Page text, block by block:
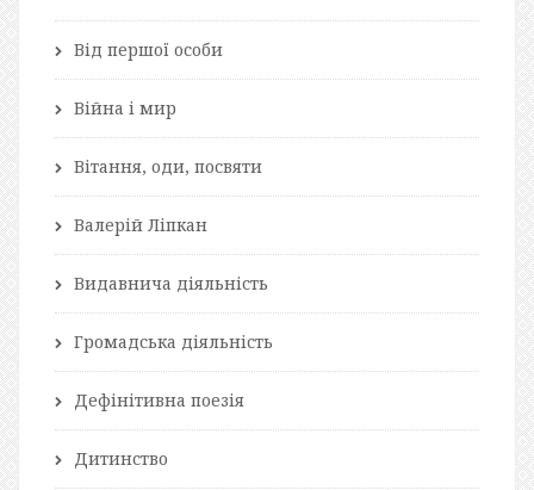
Від першої особи
Війна і мир
Вітання, оди, посвяти
Валерій Ліпкан
Видавнича діяльність
Громадська діяльність
Дефінітивна поезія
Дитинство